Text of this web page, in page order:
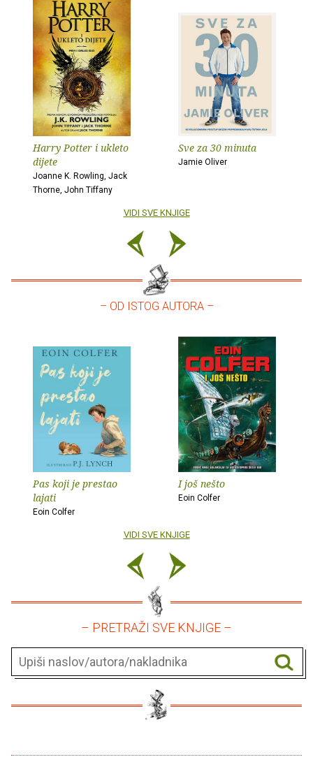
Harry Potter i ukleto
dijete
Joanne K. Rowling, Jack
Thorne, John Tiffany
Sve za 30 minuta
Jamie Oliver
VIDI SVE KNJIGE
– OD ISTOG AUTORA –
Pas koji je prestao
lajati
Eoin Colfer
I još nešto
Eoin Colfer
VIDI SVE KNJIGE
– PRETRAŽI SVE KNJIGE –